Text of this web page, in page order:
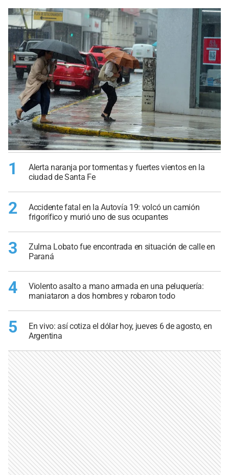
1
Alerta naranja por tormentas y fuertes vientos en la
ciudad de Santa Fe
2
Accidente fatal en la Autovía 19: volcó un camión
frigorífico y murió uno de sus ocupantes
3
Zulma Lobato fue encontrada en situación de calle en
Paraná
4
Violento asalto a mano armada en una peluquería:
maniataron a dos hombres y robaron todo
5
En vivo: así cotiza el dólar hoy, jueves 6 de agosto, en
Argentina